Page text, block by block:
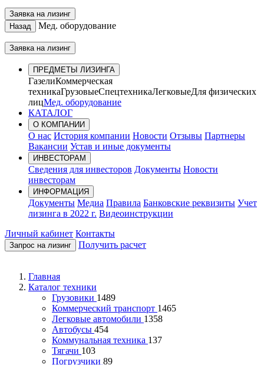
Заявка на лизинг
Назад
Мед. оборудование
Заявка на лизинг
ПРЕДМЕТЫ ЛИЗИНГА
ГазелиКоммерческая
техникаГрузовыеСпецтехникаЛегковыеДля физических
лицМед. оборудование
КАТАЛОГ
О КОМПАНИИ
О нас История компании Новости Отзывы Партнеры
Вакансии Устав и иные документы
ИНВЕСТОРАМ
Сведения для инвесторов Документы Новости
инвесторам
ИНФОРМАЦИЯ
Документы Медиа Правила Банковские реквизиты Учет
лизинга в 2022 г. Видеоинструкции
Личный кабинет Контакты
Запрос на лизинг Получить расчет
Главная
Каталог техники
Грузовики 1489
Коммерческий транспорт 1465
Легковые автомобили 1358
Автобусы 454
Коммунальная техника 137
Тягачи 103
Погрузчики 89